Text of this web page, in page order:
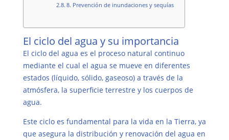
8. Prevención de inundaciones y sequías
El ciclo del agua y su importancia
El ciclo del agua es el proceso natural continuo
mediante el cual el agua se mueve en diferentes
estados (líquido, sólido, gaseoso) a través de la
atmósfera, la superficie terrestre y los cuerpos de
agua.
Este ciclo es fundamental para la vida en la Tierra, ya
que asegura la distribución y renovación del agua en